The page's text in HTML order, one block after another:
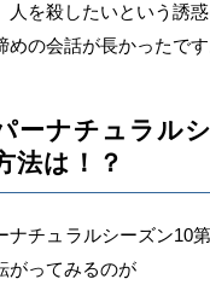
人を殺したいという誘
めの会話が長かったです
ーナチュラル
法は！？
ナチュラルシーズン10
がってみるのが